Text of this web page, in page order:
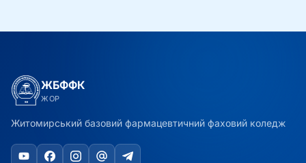
ЖБФФК
ЖОР
Житомирський базовий фармацевтичний фаховий коледж